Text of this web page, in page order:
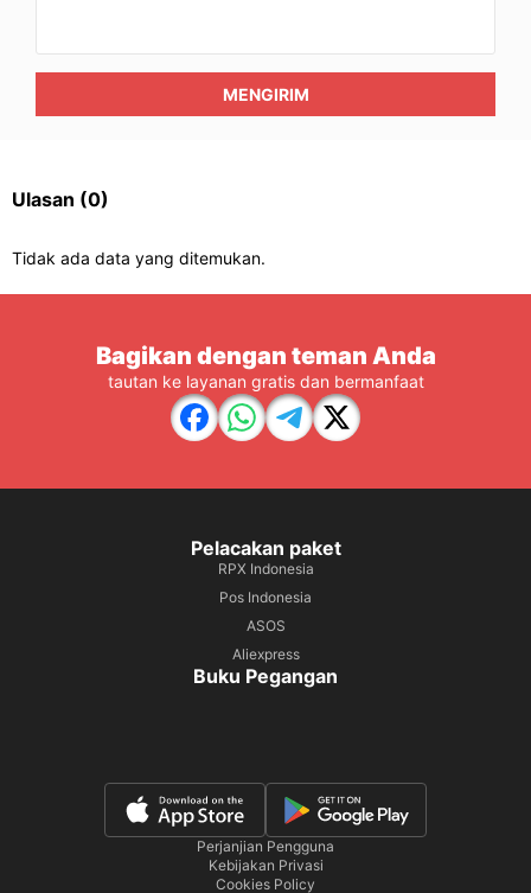
MENGIRIM
Ulasan (0)
Tidak ada data yang ditemukan.
Bagikan dengan teman Anda
tautan ke layanan gratis dan bermanfaat
Pelacakan paket
RPX Indonesia
Pos Indonesia
ASOS
Aliexpress
Buku Pegangan
Perjanjian Pengguna
Kebijakan Privasi
Cookies Policy